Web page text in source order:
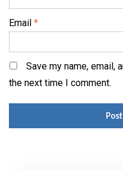
Email *
Save my name, email,
the next time I comment.